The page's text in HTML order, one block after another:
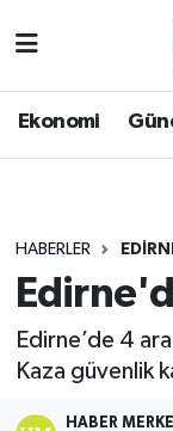
Ekonomi
HABERLER
Edirne’de 4
Kaza güvenlik
HABER